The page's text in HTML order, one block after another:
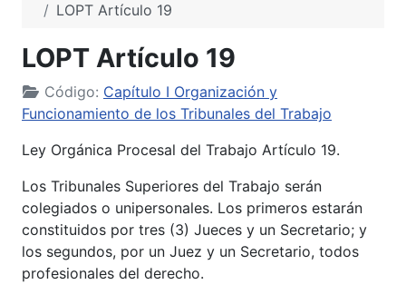
LOPT Artículo 19
LOPT Artículo 19
Código: Capítulo I Organización y
Funcionamiento de los Tribunales del Trabajo
Ley Orgánica Procesal del Trabajo Artículo 19.
Los Tribunales Superiores del Trabajo serán
colegiados o unipersonales. Los primeros estarán
constituidos por tres (3) Jueces y un Secretario; y
los segundos, por un Juez y un Secretario, todos
profesionales del derecho.